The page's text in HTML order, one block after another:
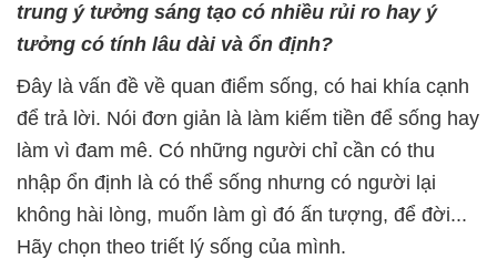
trung ý tưởng sáng tạo có nhiều rủi ro hay ý
tưởng có tính lâu dài và ổn định?
Đây là vấn đề về quan điểm sống, có hai khía cạnh
để trả lời. Nói đơn giản là làm kiếm tiền để sống hay
làm vì đam mê. Có những người chỉ cần có thu
nhập ổn định là có thể sống nhưng có người lại
không hài lòng, muốn làm gì đó ấn tượng, để đời...
Hãy chọn theo triết lý sống của mình.